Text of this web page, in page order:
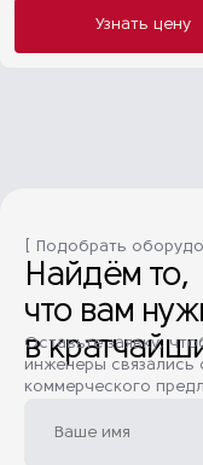
Узнать цену
[ Подобрать
Найдём то,
что вам
в
Оставьте заявку,
инженеры связались
коммерческого